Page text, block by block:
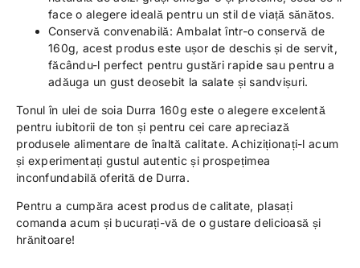
face o alegere ideală pentru un stil de viață sănătos.
Conservă convenabilă: Ambalat într-o conservă de
160g, acest produs este ușor de deschis și de servit,
făcându-l perfect pentru gustări rapide sau pentru a
adăuga un gust deosebit la salate și sandvișuri.
Tonul în ulei de soia Durra 160g este o alegere excelentă
pentru iubitorii de ton și pentru cei care apreciază
produsele alimentare de înaltă calitate. Achiziționați-l acum
și experimentați gustul autentic și prospețimea
inconfundabilă oferită de Durra.
Pentru a cumpăra acest produs de calitate, plasați
comanda acum și bucurați-vă de o gustare delicioasă și
hrănitoare!